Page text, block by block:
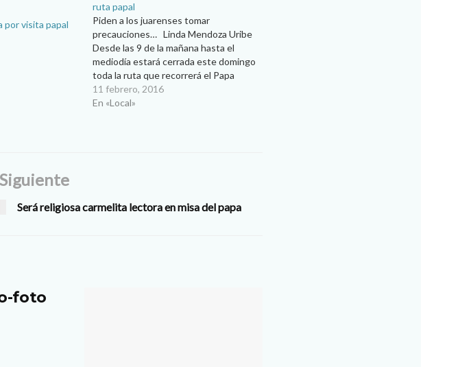
por visita papal
ruta papal
Piden a los juarenses tomar
precauciones… Linda Mendoza Uribe
Desde las 9 de la mañana hasta el
mediodía estará cerrada este domingo
toda la ruta que recorrerá el Papa
Francisco durante su visita a esta
frontera, informó el sacerdote
11 febrero, 2016
En «Local»
Siguiente
Será religiosa carmelita lectora en misa del papa
foto